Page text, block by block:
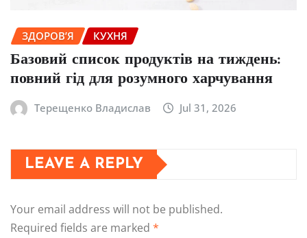
ЗДОРОВ’Я КУХНЯ
Базовий список продуктів на тиждень:
повний гід для розумного харчування
Терещенко Владислав Jul 31, 2026
LEAVE A REPLY
Your email address will not be published.
Required fields are marked *